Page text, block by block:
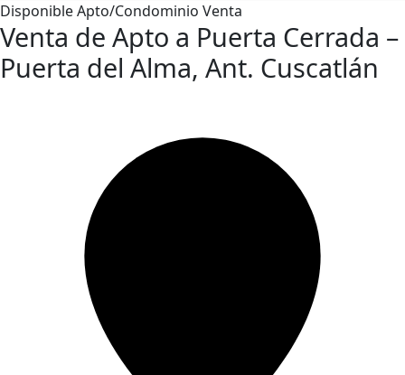
DisponibleApto/Condominio Venta
Venta de Apto a Puerta Cerrada –
Puerta del Alma, Ant. Cuscatlán